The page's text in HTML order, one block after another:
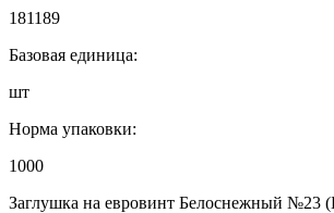
181189
Базовая единица:
шт
Норма упаковки:
1000
Заглушка на евровинт Белоснежный №23